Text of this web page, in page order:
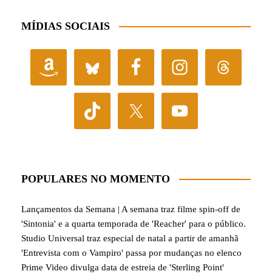
MÍDIAS SOCIAIS
POPULARES NO MOMENTO
Lançamentos da Semana | A semana traz filme spin-off de
'Sintonia' e a quarta temporada de 'Reacher' para o público.
Studio Universal traz especial de natal a partir de amanhã
'Entrevista com o Vampiro' passa por mudanças no elenco
Prime Video divulga data de estreia de 'Sterling Point'